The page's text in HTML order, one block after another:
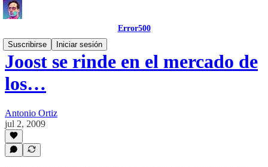
Error500
Suscribirse
Iniciar sesión
Joost se rinde en el mercado de
los…
Antonio Ortiz
jul 2, 2009